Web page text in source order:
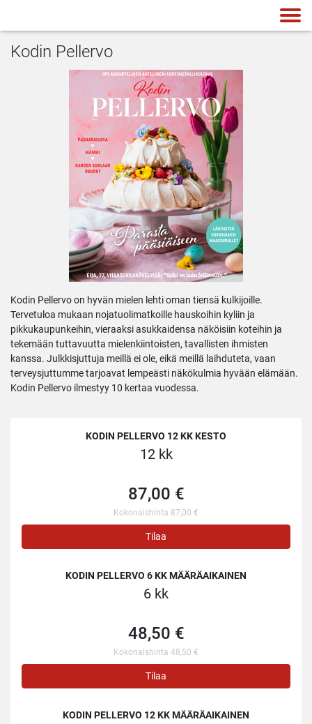
Kodin Pellervo
Kodin Pellervo on hyvän mielen lehti oman tiensä kulkijoille.
Tervetuloa mukaan nojatuolimatkoille hauskoihin kyliin ja
pikkukaupunkeihin, vieraaksi asukkaidensa näköisiin koteihin ja
tekemään tuttavuutta mielenkiintoisten, tavallisten ihmisten
kanssa. Julkkisjuttuja meillä ei ole, eikä meillä laihduteta, vaan
terveysjuttumme tarjoavat lempeästi näkökulmia hyvään elämään.
Kodin Pellervo ilmestyy 10 kertaa vuodessa.
KODIN PELLERVO 12 KK KESTO
12 kk
87,00 €
Kokonaishinta 87,00 €
Tilaa
KODIN PELLERVO 6 KK MÄÄRÄAIKAINEN
6 kk
48,50 €
Kokonaishinta 48,50 €
Tilaa
KODIN PELLERVO 12 KK MÄÄRÄAIKAINEN